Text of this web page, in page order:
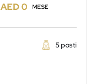
AED 0 MESE
5 posti